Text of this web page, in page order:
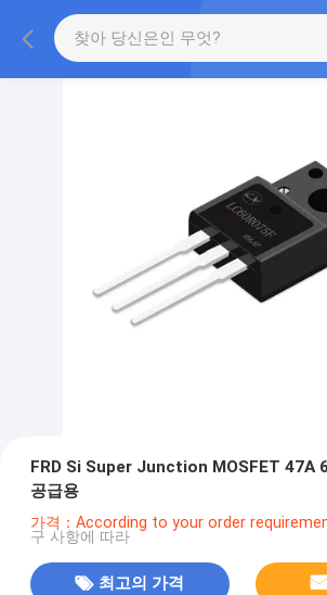
FRD Si Super Junction MOSFET 47A
공급용
가격：According to your order
구 사항에 따라
최고의 가격